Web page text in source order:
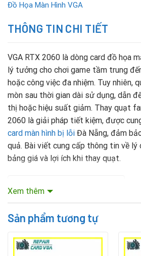
Đồ Họa Màn Hình VGA
THÔNG TIN CHI TIẾT
VGA RTX 2060 là dòng card đồ họa
lý tưởng cho chơi game tầm trung
hoặc công việc đa nhiệm. Tuy nhiên,
mòn sau thời gian dài sử dụng, dẫn
thị hoặc hiệu suất giảm. Thay quạt
2060 là giải pháp tiết kiệm, được
card màn hình bị lỗi Đà Nẵng, đảm
quả. Bài viết cung cấp thông tin về lý
bảng giá và lợi ích khi thay quạt.
Mục lục nội dung
Vì Sao Cần Thay Quạt Fan Tản
Quạt tản nhiệt giữ GPU ở nhiệt độ ổn
Xem thêm
Sản phẩm tương tự